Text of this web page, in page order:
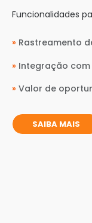
Funcionalidades
» Rastreamento
» Integração
» Valor de
SAIBA MAIS